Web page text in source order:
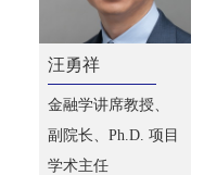
汪勇祥
金融学讲席教授、
副院长、Ph.D. 项目
学术主任